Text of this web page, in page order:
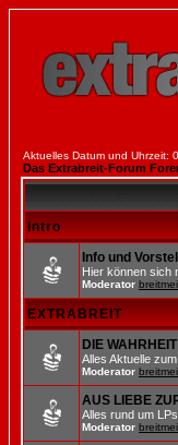
Aktuelles Datum und Uhrzeit:
Das Extrabreit-Forum
Intro
Info und
Hier können sich
Moderator
EXTRABREIT
DIE
Alles Aktuelle
Moderator
AUS LIEBE
Alles rund um
Moderator